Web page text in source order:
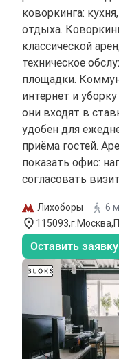
коворкинга:
отдыха.
классической
техническое
площадки.
интернет и
они входят в
удобен для
приёма гостей.
показать офис:
согласовать
Лихоборы
6
Оставить заявку